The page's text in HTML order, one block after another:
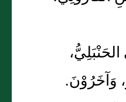
وَآخَرُوْنَ.